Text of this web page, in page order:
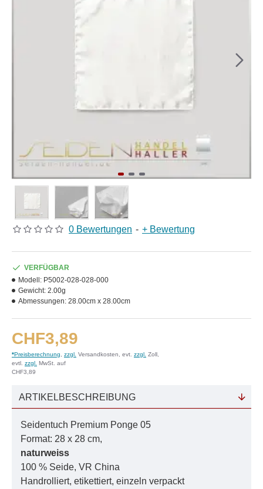
0 Bewertungen - + Bewertung
CHF3,89
*Preisberechnung zzgl. Versandkosten, evt. zzgl. Zoll,
evtl. zzgl. MwSt. auf
CHF3,89
VERFÜGBAR
Modell: P5002-028-028-000
Gewicht: 2.00g
Abmessungen: 28.00cm x 28.00cm
ARTIKELBESCHREIBUNG
Seidentuch Premium Ponge 05
Format: 28 x 28 cm,
naturweiss
100 % Seide, VR China
Handrolliert, etikettiert, einzeln verpackt